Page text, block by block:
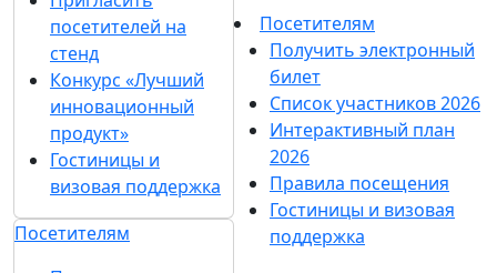
посетителей на
стенд
Конкурс «Лучший
инновационный
продукт»
Гостиницы и
визовая поддержка
Посетителям
Посетителям
Получить электронный
билет
Список участников 2026
Интерактивный план
2026
Правила посещения
Гостиницы и визовая
поддержка